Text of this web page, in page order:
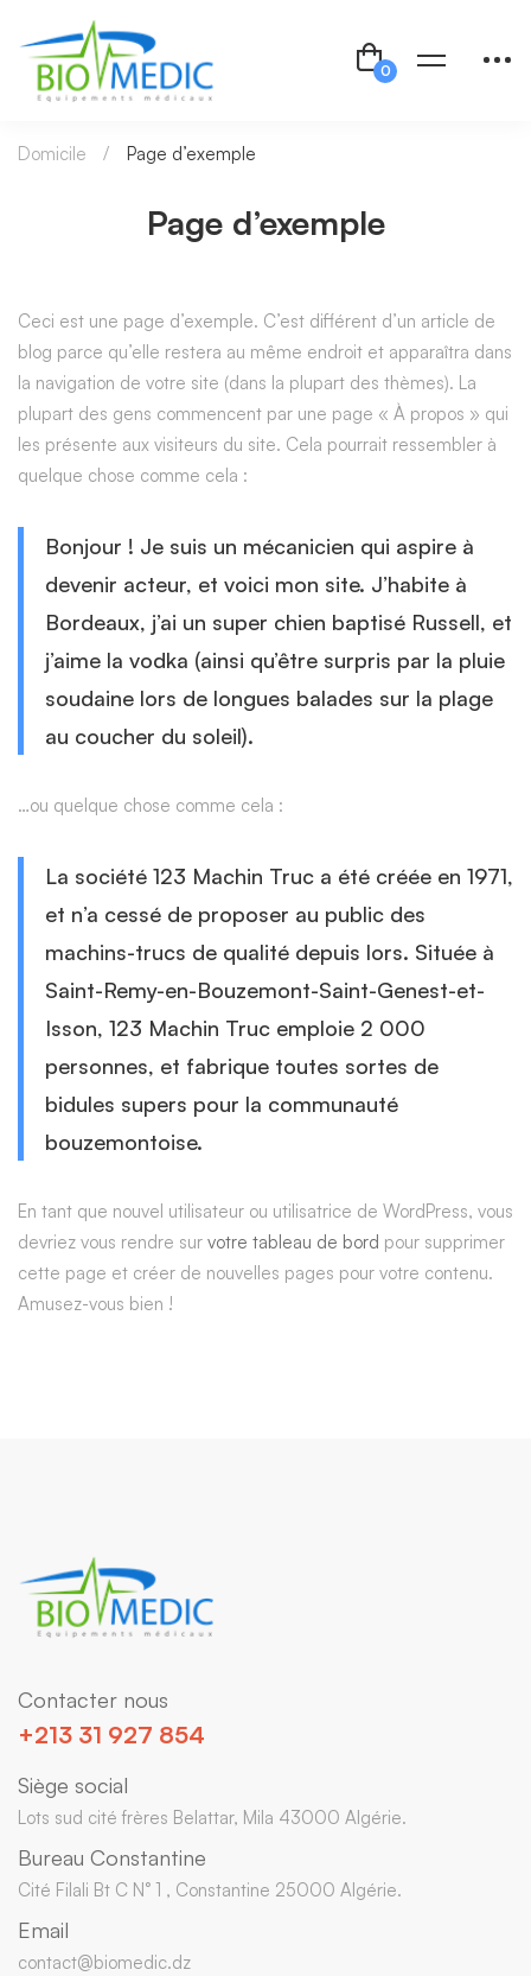
Page d’exemple
Domicile Page d’exemple
Ceci est une page d’exemple. C’est différent d’un article de
blog parce qu’elle restera au même endroit et apparaîtra dans
la navigation de votre site (dans la plupart des thèmes). La
plupart des gens commencent par une page « À propos » qui
les présente aux visiteurs du site. Cela pourrait ressembler à
quelque chose comme cela :
Bonjour ! Je suis un mécanicien qui aspire à
devenir acteur, et voici mon site. J’habite à
Bordeaux, j’ai un super chien baptisé Russell, et
j’aime la vodka (ainsi qu’être surpris par la pluie
soudaine lors de longues balades sur la plage
au coucher du soleil).
…ou quelque chose comme cela :
La société 123 Machin Truc a été créée en 1971,
et n’a cessé de proposer au public des
machins-trucs de qualité depuis lors. Située à
Saint-Remy-en-Bouzemont-Saint-Genest-et-
Isson, 123 Machin Truc emploie 2 000
personnes, et fabrique toutes sortes de
bidules supers pour la communauté
bouzemontoise.
En tant que nouvel utilisateur ou utilisatrice de WordPress, vous
devriez vous rendre sur votre tableau de bord pour supprimer
cette page et créer de nouvelles pages pour votre contenu.
Amusez-vous bien !
Contacter nous
+213 31 927 854
Siège social
Lots sud cité frères Belattar, Mila 43000 Algérie.
Bureau Constantine
Cité Filali Bt C N° 1 , Constantine 25000 Algérie.
Email
contact@biomedic.dz